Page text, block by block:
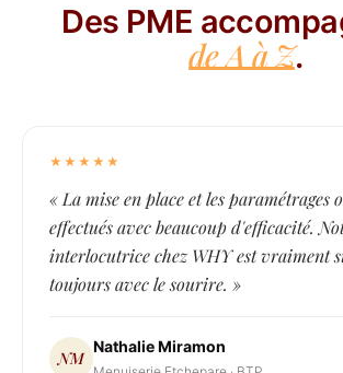
Des PME
de A à Z.
★★★★★
« La mise en place et les paramétrages
effectués avec beaucoup d'efficacité.
interlocutrice chez WHY est vraiment
toujours avec le sourire. »
NM
Nathalie Miramon